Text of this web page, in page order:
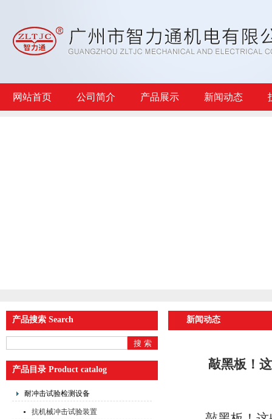
网站首页 公司简介 产品展示 新闻动态
产品搜索 Search
产品目录 Product catalog
耐冲击试验检测设备
抗机械冲击试验装置
新闻动态
敲黑板！